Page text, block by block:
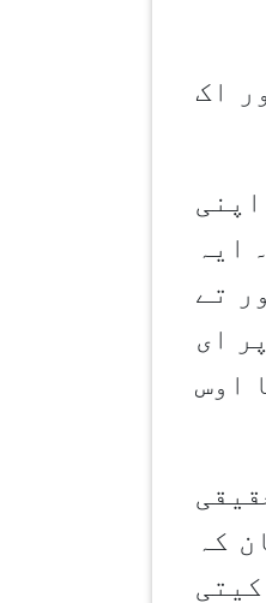
اک
ایہ
تے
ای
اوس
کہ